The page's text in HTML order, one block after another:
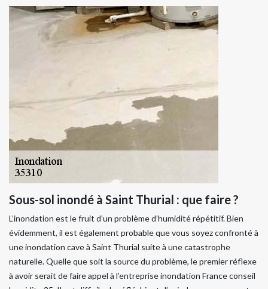
Sous-sol inondé à Saint Thurial : que faire ?
L’inondation est le fruit d’un problème d’humidité répétitif. Bien
évidemment, il est également probable que vous soyez confronté à
une inondation cave à Saint Thurial suite à une catastrophe
naturelle. Quelle que soit la source du problème, le premier réflexe
à avoir serait de faire appel à l’entreprise inondation France conseil